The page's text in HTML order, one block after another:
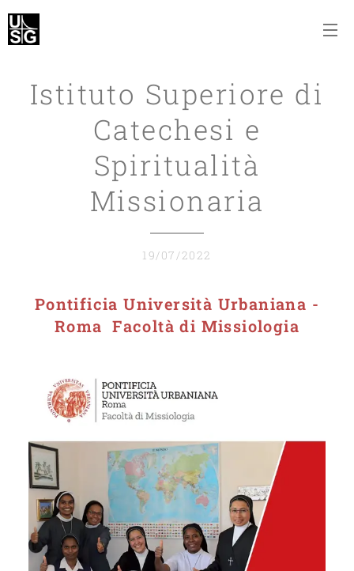
Istituto Superiore di
Catechesi e
Spiritualità
Missionaria
19/07/2022
Pontificia Università Urbaniana -
Roma Facoltà di Missiologia